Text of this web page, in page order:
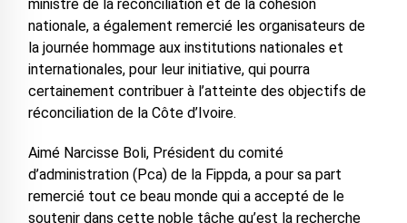
ministre de la réconciliation et de la cohésion
nationale, a également remercié les organisateurs de
la journée hommage aux institutions nationales et
internationales, pour leur initiative, qui pourra
certainement contribuer à l’atteinte des objectifs de
réconciliation de la Côte d’Ivoire.
Aimé Narcisse Boli, Président du comité
d’administration (Pca) de la Fippda, a pour sa part
remercié tout ce beau monde qui a accepté de le
soutenir dans cette noble tâche qu’est la recherche